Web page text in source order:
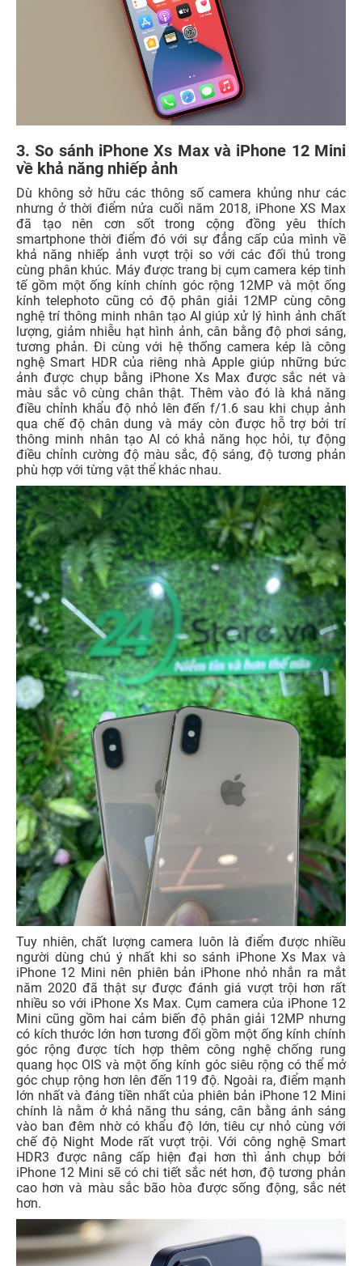
3. So sánh iPhone Xs Max và iPhone 12 Mini
về khả năng nhiếp ảnh
Dù không sở hữu các thông số camera khủng như các
nhưng ở thời điểm nửa cuối năm 2018, iPhone XS Max
đã tạo nên cơn sốt trong cộng đồng yêu thích
smartphone thời điểm đó với sự đẳng cấp của mình về
khả năng nhiếp ảnh vượt trội so với các đối thủ trong
cùng phân khúc. Máy được trang bị cụm camera kép tinh
tế gồm một ống kính chính góc rộng 12MP và một ống
kính telephoto cũng có độ phân giải 12MP cùng công
nghệ trí thông minh nhân tạo AI giúp xử lý hình ảnh chất
lượng, giảm nhiễu hạt hình ảnh, cân bằng độ phơi sáng,
tương phản. Đi cùng với hệ thống camera kép là công
nghệ Smart HDR của riêng nhà Apple giúp những bức
ảnh được chụp bằng iPhone Xs Max được sắc nét và
màu sắc vô cùng chân thật. Thêm vào đó là khả năng
điều chỉnh khẩu độ nhỏ lên đến f/1.6 sau khi chụp ảnh
qua chế độ chân dung và máy còn được hỗ trợ bởi trí
thông minh nhân tạo AI có khả năng học hỏi, tự động
điều chỉnh cường độ màu sắc, độ sáng, độ tương phản
phù hợp với từng vật thể khác nhau.
Tuy nhiên, chất lượng camera luôn là điểm được nhiều
người dùng chú ý nhất khi so sánh iPhone Xs Max và
iPhone 12 Mini nên phiên bản iPhone nhỏ nhắn ra mắt
năm 2020 đã thật sự được đánh giá vượt trội hơn rất
nhiều so với iPhone Xs Max. Cụm camera của iPhone 12
Mini cũng gồm hai cảm biến độ phân giải 12MP nhưng
có kích thước lớn hơn tương đối gồm một ống kính chính
góc rộng được tích hợp thêm công nghệ chống rung
quang học OIS và một ống kính góc siêu rộng có thể mở
góc chụp rộng hơn lên đến 119 độ. Ngoài ra, điểm mạnh
lớn nhất và đáng tiền nhất của phiên bản iPhone 12 Mini
chính là nằm ở khả năng thu sáng, cân bằng ánh sáng
vào ban đêm nhờ có khẩu độ lớn, tiêu cự nhỏ cùng với
chế độ Night Mode rất vượt trội. Với công nghệ Smart
HDR3 được nâng cấp hiện đại hơn thì ảnh chụp bởi
iPhone 12 Mini sẽ có chi tiết sắc nét hơn, độ tương phản
cao hơn và màu sắc bão hòa được sống động, sắc nét
hơn.